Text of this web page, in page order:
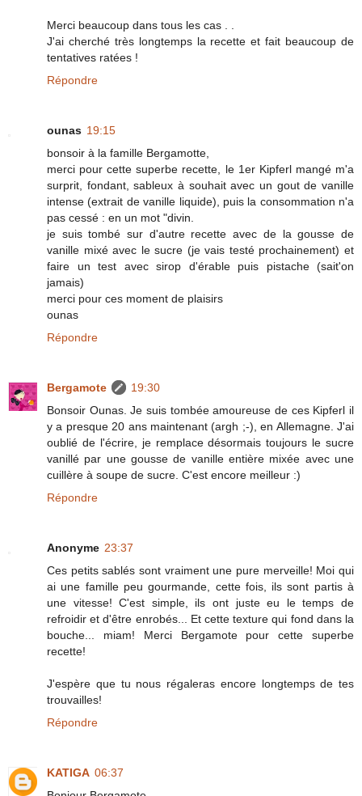
Merci beaucoup dans tous les cas . .
J'ai cherché très longtemps la recette et fait beaucoup de
tentatives ratées !
Répondre
ounas 19:15
bonsoir à la famille Bergamotte,
merci pour cette superbe recette, le 1er Kipferl mangé m'a
surprit, fondant, sableux à souhait avec un gout de vanille
intense (extrait de vanille liquide), puis la consommation n'a
pas cessé : en un mot "divin.
je suis tombé sur d'autre recette avec de la gousse de
vanille mixé avec le sucre (je vais testé prochainement) et
faire un test avec sirop d'érable puis pistache (sait'on
jamais)
merci pour ces moment de plaisirs
ounas
Répondre
Bergamote
19:30
Bonsoir Ounas. Je suis tombée amoureuse de ces Kipferl il
y a presque 20 ans maintenant (argh ;-), en Allemagne. J'ai
oublié de l'écrire, je remplace désormais toujours le sucre
vanillé par une gousse de vanille entière mixée avec une
cuillère à soupe de sucre. C'est encore meilleur :)
Répondre
Anonyme 23:37
Ces petits sablés sont vraiment une pure merveille! Moi qui
ai une famille peu gourmande, cette fois, ils sont partis à
une vitesse! C'est simple, ils ont juste eu le temps de
refroidir et d'être enrobés... Et cette texture qui fond dans la
bouche... miam! Merci Bergamote pour cette superbe
recette!
J'espère que tu nous régaleras encore longtemps de tes
trouvailles!
Répondre
KATIGA 06:37